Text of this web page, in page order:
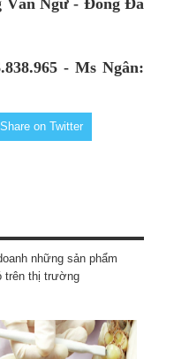
Văn Ngữ - Đống Đa
- Ms Ngân:
Share on Twitter
những sản phẩm
trên thị trường